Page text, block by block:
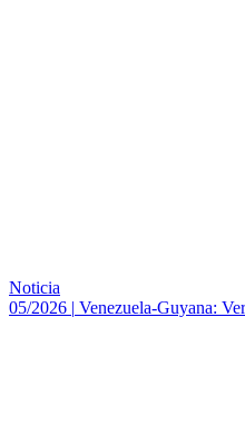
Noticia
05/2026 | Venezuela-Guyana: